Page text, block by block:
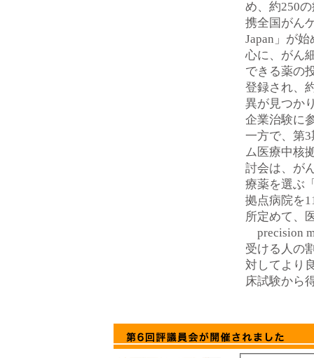
め、約250
携全国がん
Japan」が
心に、がん
できる薬の
登録され、
異が見つか
企業治験に
一方で、第
ム医療中核
討会は、が
療薬を選ぶ
拠点病院を
所定めて、
precision
受ける人の
対してより
床試験から